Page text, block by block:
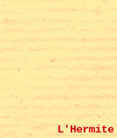
L'Hermite